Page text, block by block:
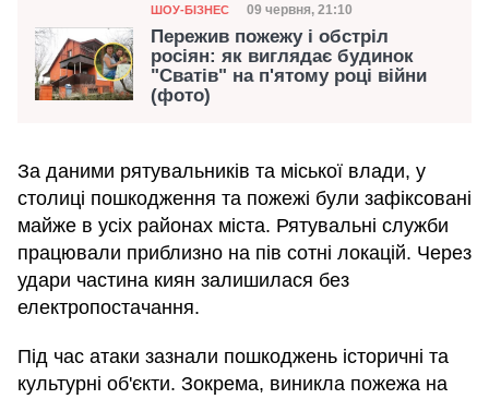
Категорія
ШОУ-БІЗНЕС Дата публікації
09 червня, 21:10
Пережив пожежу і обстріл
росіян: як виглядає будинок
"Сватів" на п'ятому році війни
(фото)
За даними рятувальників та міської влади, у
столиці пошкодження та пожежі були зафіксовані
майже в усіх районах міста. Рятувальні служби
працювали приблизно на пів сотні локацій. Через
удари частина киян залишилася без
електропостачання.
Під час атаки зазнали пошкоджень історичні та
культурні об'єкти. Зокрема, виникла пожежа на